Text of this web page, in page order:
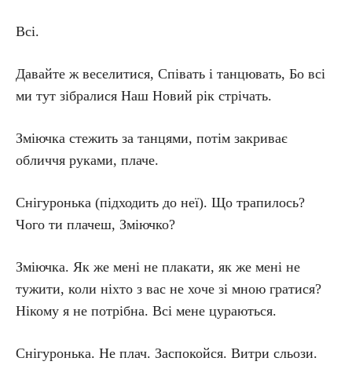
Всі.
Давайте ж веселитися, Співать і танцювать, Бо всі
ми тут зібралися Наш Новий рік стрічать.
Зміючка стежить за танцями, потім закриває
обличчя руками, плаче.
Снігуронька (підходить до неї). Що трапилось?
Чого ти плачеш, Зміючко?
Зміючка. Як же мені не плакати, як же мені не
тужити, коли ніхто з вас не хоче зі мною гратися?
Нікому я не потрібна. Всі мене цураються.
Снігуронька. Не плач. Заспокойся. Витри сльози.